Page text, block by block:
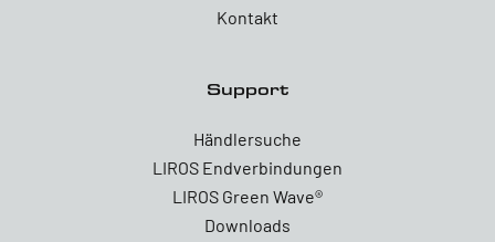
Kontakt
Support
Händlersuche
LIROS Endverbindungen
LIROS Green Wave®
Downloads